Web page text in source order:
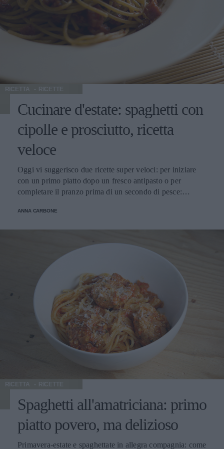
ottimi per sostituire un pranzo ma anche per uno spuntino
fuori casa. In quanto al vino, potete scegliere fra un bianco
per i piatti più delicati come il Frascati Doc e un rosso per
le spaghettate più robuste, ad esempio il Carmignano Docg
ad una temperatura di 18-20 gradi, stappando la bottiglia
almeno due ore prima del pasto. 1) SPAGHETTI ALLA
RICETTA
Cucinare d'estate: spaghetti con
cipolle e prosciutto, ricetta
veloce
Oggi vi suggerisco due ricette super veloci: per iniziare
con un primo piatto dopo un fresco antipasto o per
completare il pranzo prima di un secondo di pesce:
Ingrediente di base restano gli spaghetti. Un formato di
compagnia in due ricette che potete preparare
velocemente, superveloci appunto, in una giornata calda in
cui avete pensato solo ad un antipasto o soltanto ad un
secondo piatto: l'afa toglie l'appetito e in famiglia basta
così. E invece vi arrivano improvvisamente ospiti inattesi e
per completare eccovi due primi piatti semplici, che potete
preparare in 20-25 minuti. Il pranzo è quasi completo, ma
se avete in casa frutta fresca e magari una bottiglia di
Gattinara DOCG tenuta per le occasioni...Eccovi serviti!!!
ANNA CARBONE
RICETTA
Spaghetti all'amatriciana: primo
piatto povero, ma delizioso
Primavera-estate e spaghettate in allegra compagnia: come